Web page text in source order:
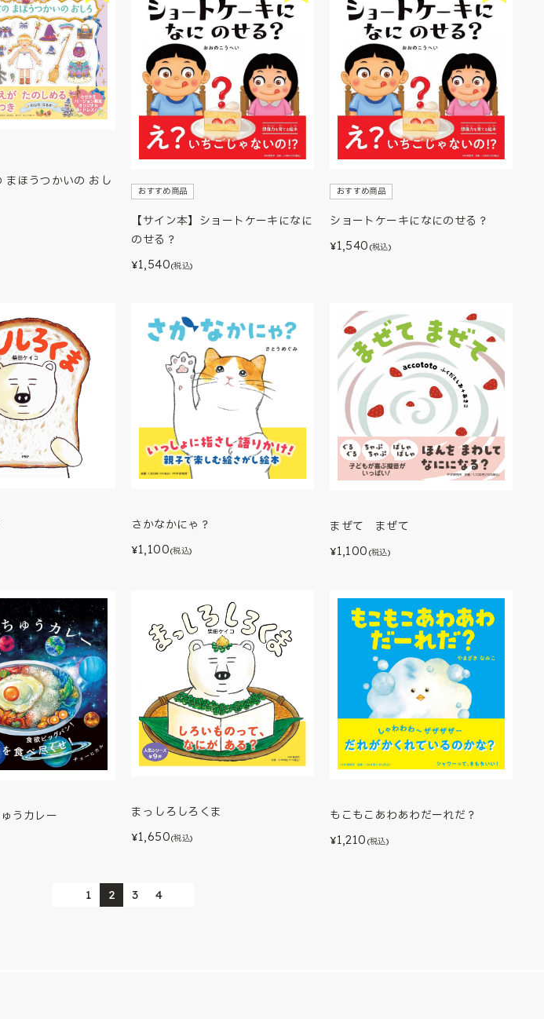
まほうつかいの おし
おすすめ商品
【サイン本】ショートケーキになに
のせる？
¥1,540(税込)
おすすめ商品
ショートケーキになにのせる？
¥1,540 (税込)
さかなかにゃ？
¥1,100(税込)
まぜて まぜて
¥1,100 (税込)
うカレー まっしろしろくま
¥1,650(税込)
もこもこあわあわだーれだ？
¥1,210 (税込)
1 2 3 4